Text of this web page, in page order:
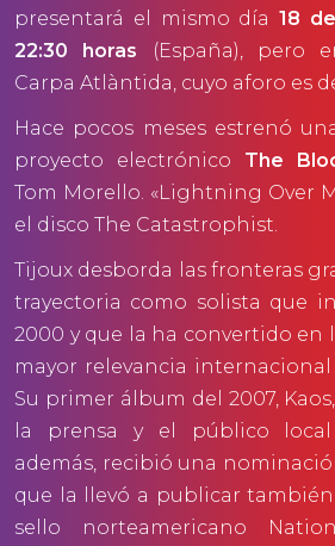
presentará el mismo día 18
22:30 horas (España), pero
Carpa Atlàntida, cuyo aforo es
Hace pocos meses estrenó
proyecto electrónico The
Tom Morello. «Lightning Over
el disco The Catastrophist.
Tijoux desborda las fronteras
trayectoria como solista que
2000 y que la ha convertido en
mayor relevancia
Su primer álbum del 2007,
la prensa y el público
además, recibió una
que la llevó a publicar
sello norteamericano